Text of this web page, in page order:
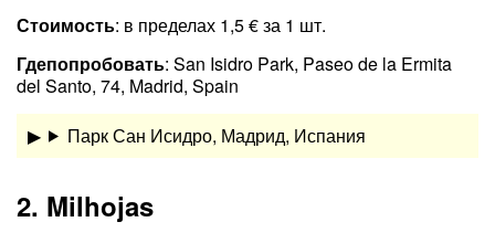
Стоимость: в пределах 1,5 € за 1 шт.
Гдепопробовать: San Isidro Park, Paseo de la Ermita
del Santo, 74, Madrid, Spain
Парк Сан Исидро, Мадрид, Испания
2. Milhojas